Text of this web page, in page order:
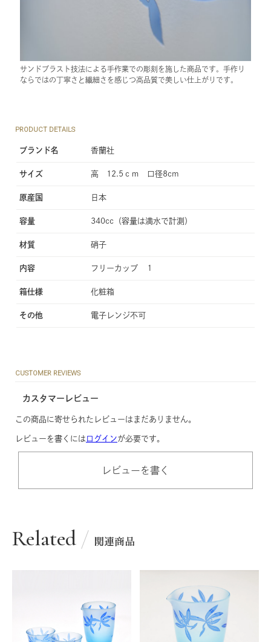
サンドブラスト技法による手作業での彫刻を施した商品です。手作り
ならではの丁寧さと繊細さを感じつ高品質で美しい仕上がりです。
PRODUCT DETAILS
ブランド名 香蘭社
サイズ 高 12.5ｃｍ 口径8cm
原産国 日本
容量 340cc（容量は満水で計測）
材質 硝子
内容 フリーカップ １
箱仕様 化粧箱
その他 電子レンジ不可
CUSTOMER REVIEWS
カスタマーレビュー
この商品に寄せられたレビューはまだありません。
レビューを書くには ログインが必要です。
レビューを書く
Related 関連商品